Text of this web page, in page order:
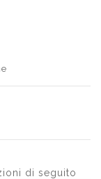
di seguito